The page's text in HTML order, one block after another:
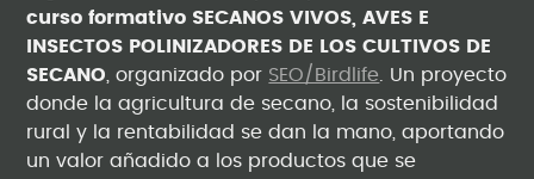
curso formativo SECANOS VIVOS, AVES E
INSECTOS POLINIZADORES DE LOS CULTIVOS DE
SECANO , organizado por SEO/Birdlife . Un proyecto
donde la agricultura de secano, la sostenibilidad
rural y la rentabilidad se dan la mano, aportando
un valor añadido a los productos que se